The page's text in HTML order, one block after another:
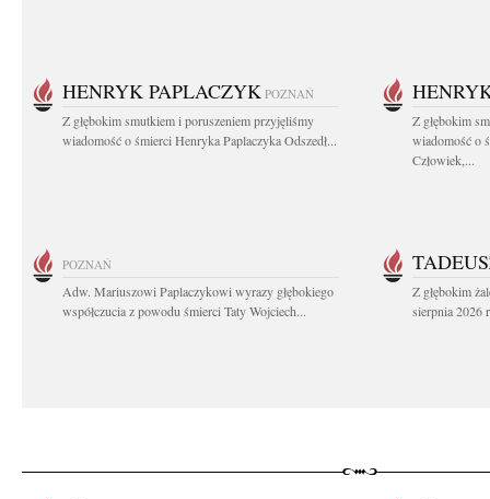
HENRYK PAPLACZYK POZNAŃ
Z głębokim smutkiem i poruszeniem przyjęliśmy
wiadomość o śmierci Henryka Paplaczyka Odszedł...
Z głębokim
wiadomość o
Człowiek,...
POZNAŃ
Adw. Mariuszowi Paplaczykowi wyrazy głębokiego
współczucia z powodu śmierci Taty Wojciech...
Z głębokim
sierpnia 2026